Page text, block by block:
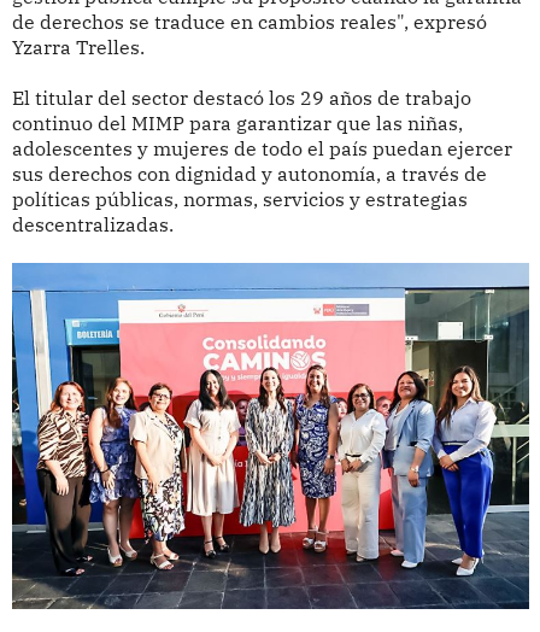
de derechos se traduce en cambios reales", expresó
Yzarra Trelles.
El titular del sector destacó los 29 años de trabajo
continuo del MIMP para garantizar que las niñas,
adolescentes y mujeres de todo el país puedan ejercer
sus derechos con dignidad y autonomía, a través de
políticas públicas, normas, servicios y estrategias
descentralizadas.